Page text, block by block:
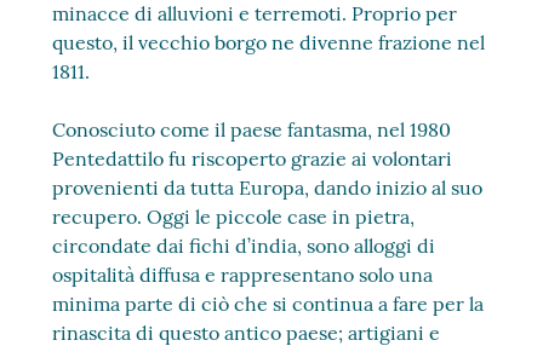
minacce di alluvioni e terremoti. Proprio per
questo, il vecchio borgo ne divenne frazione nel
1811.
Conosciuto come il paese fantasma, nel 1980
Pentedattilo fu riscoperto grazie ai volontari
provenienti da tutta Europa, dando inizio al suo
recupero. Oggi le piccole case in pietra,
circondate dai fichi d’india, sono alloggi di
ospitalità diffusa e rappresentano solo una
minima parte di ciò che si continua a fare per la
rinascita di questo antico paese; artigiani e